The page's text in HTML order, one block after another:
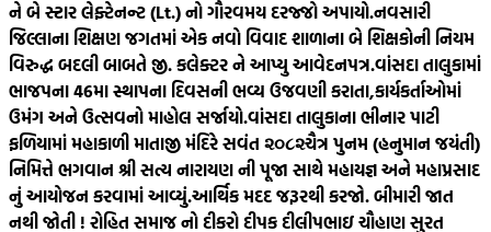
ને બે સ્ટાર લેફ્ટેનન્ટ (Lt.) નો ગૌરવમય દરજ્જો અપાયો.નવસારી
જિલ્લાના શિક્ષણ જગતમાં એક નવો વિવાદ શાળાના બે શિક્ષકોની નિયમ
વિરુદ્ધ બદલી બાબતે જી. કલેક્ટર ને આપ્યુ આવેદનપત્ર.વાંસદા તાલુકામાં
ભાજપના 46મા સ્થાપના દિવસની ભવ્ય ઉજવણી કરાતા,કાર્યકર્તાઓમાં
ઉમંગ અને ઉત્સવનો માહોલ સર્જાયો.વાંસદા તાલુકાના ભીનાર પાટી
ફળિયામાં મહાકાળી માતાજી મંદિરે સવંત ‌‌૨૦૮૨ચૈત્ર‌ પુનમ (હનુમાન જયંતી)
નિમિત્તે ભગવાન શ્રી સત્ય નારાયણ ની પૂજા સાથે મહાયજ્ઞ અને મહાપ્રસાદ
નું આયોજન કરવામાં આવ્યું.આર્થિક મદદ જરૂરથી કરજો. બીમારી જાત
નથી જોતી ! રોહિત સમાજ નો દીકરો દીપક દીલીપભાઇ ચૌહાણ સુરત